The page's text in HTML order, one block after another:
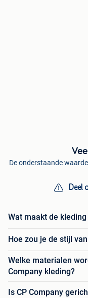
De onderstaande
Deel
Wat maakt de
Hoe zou je de stijl
Welke materialen
Company kleding?
Is CP Company